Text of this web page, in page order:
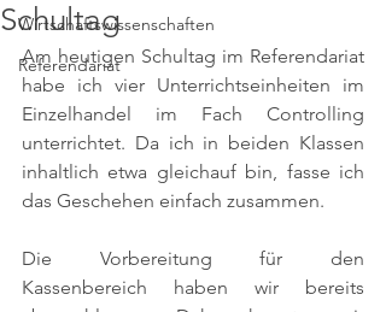
Wirtschaftswissenschaften
Referendariat
Schultag
Am heutigen Schultag im Referendariat
habe ich vier Unterrichtseinheiten im
Einzelhandel im Fach Controlling
unterrichtet. Da ich in beiden Klassen
inhaltlich etwa gleichauf bin, fasse ich
das Geschehen einfach zusammen.
Die Vorbereitung für den
Kassenbereich haben wir bereits